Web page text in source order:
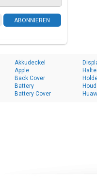
ABONNIEREN
Akkudeckel
Apple
Back Cover
Battery
Battery Cover